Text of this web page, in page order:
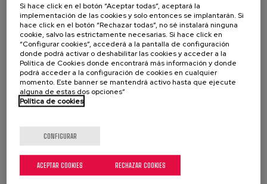
Si hace click en el botón “Aceptar todas”, aceptará la
implementación de las cookies y solo entonces se implantarán. Si
hace click en el botón “Rechazar todas”, no sé instalará ninguna
cookie, salvo las estrictamente necesarias. Si hace click en
“Configurar cookies”, accederá a la pantalla de configuración
donde podrá activar o deshabilitar las cookies y acceder a la
Política de Cookies donde encontrará más información y donde
podrá acceder a la configuración de cookies en cualquier
momento. Este banner se mantendrá activo hasta que ejecute
alguna de estas dos opciones”
Política de cookies
CONFIGURAR
RECHAZAR COOKIES
ACEPTAR COOKIES